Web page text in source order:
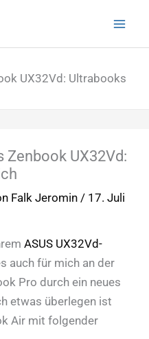
UX32Vd: Ultrabooks
Zenbook UX32Vd:
Falk Jeromin / 17. Juli
ASUS UX32Vd-
auch für mich an der
Pro durch ein neues
etwas überlegen ist
Air mit folgender